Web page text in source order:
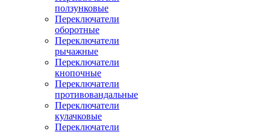
ползунковые
Переключатели
оборотные
Переключатели
рычажные
Переключатели
кнопочные
Переключатели
противовандальные
Переключатели
кулачковые
Переключатели